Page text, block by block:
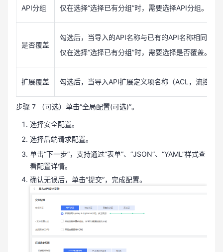
API分组 仅在选择“选择已有分组”时，需要选择API分组。
是否覆盖
勾选后，当导入的API名称与已有的API名称相同时
仅在选择“选择已有分组”时，需要选择是否覆盖。
扩展覆盖 勾选后，当导入API扩展定义项名称（ACL，流控等
步骤 7 （可选）单击“全局配置(可选)”。
选择安全配置。
选择后端请求配置。
单击“下一步”，支持通过“表单”、“JSON”、“YAML”样式查
看配置详情。
确认无误后，单击“提交”，完成配置。